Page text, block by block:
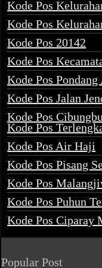
Kode Pos
Kode Pos
Kode Pos 20142
Kode Pos
Kode Pos
Kode Pos Jalan
Kode Pos
Kode Pos
Kode Pos Air Haji
Kode Pos Pisang
Kode Pos
Kode Pos Puhun
Kode Pos Ciparay
Popular Post